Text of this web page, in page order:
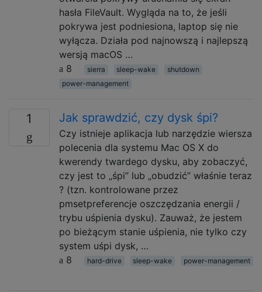
hasła FileVault. Wygląda na to, że jeśli
pokrywa jest podniesiona, laptop się nie
wyłącza. Działa pod najnowszą i najlepszą
wersją macOS …
8
sierra sleep-wake
shutdown
power-management
1 Jak sprawdzić, czy dysk śpi?
Czy istnieje aplikacja lub narzędzie wiersza
polecenia dla systemu Mac OS X do
kwerendy twardego dysku, aby zobaczyć,
czy jest to „śpi” lub „obudzić” właśnie teraz
? (tzn. kontrolowane przez
pmsetpreferencje oszczędzania energii /
trybu uśpienia dysku). Zauważ, że jestem
po bieżącym stanie uśpienia, nie tylko czy
system uśpi dysk, …
8
hard-drive sleep-wake power-management